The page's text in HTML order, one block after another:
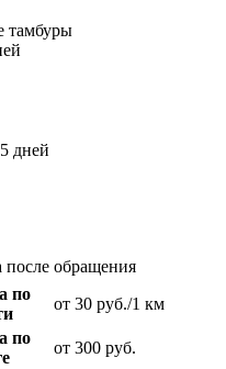
тамбуры
дней
после обращения
по
от 30 руб./1 км
по
от 300 руб.